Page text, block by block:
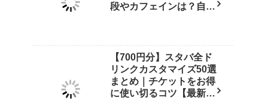
段やカフェインは？自宅
【700円分】スタバ全ド
リンクカスタマイズ50選
まとめ｜チケットをお得
に使い切るコツ【最新